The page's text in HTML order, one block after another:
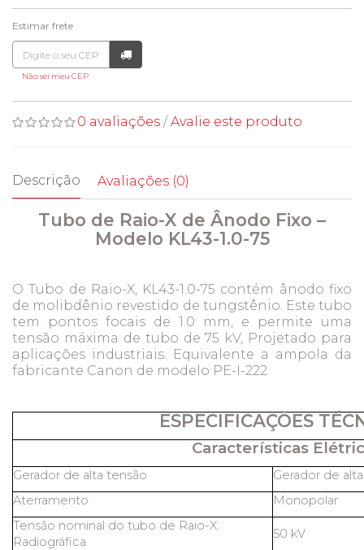
Estimar frete
Não sei meu CEP
0 avaliações / Avalie este produto
Descrição Avaliações (0)
Tubo de Raio-X de Ânodo Fixo –
Modelo KL43-1.0-75
O Tubo de Raio-X, KL43-1.0-75 contém ânodo fixo
de molibdênio revestido de tungstênio. Este tubo
tem pontos focais de 1.0 mm, e permite uma
tensão máxima de tubo de 75 kV, Projetado para
aplicações industriais. Equivalente a ampola da
fabricante Canon de modelo PE-I-222
ESPECIFICAÇÕES
Características
Gerador de alta tensão
Gerador de
Aterramento
Monopolar
Tensão nominal do tubo de Raio-X:
Radiográfica
50 kV